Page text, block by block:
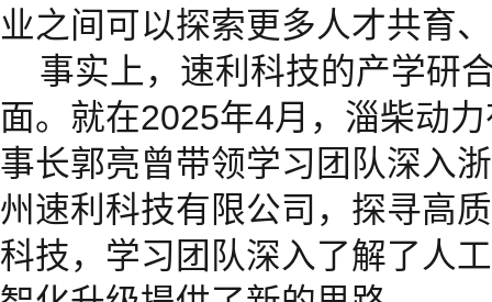
业之间可以探索更多人才共育
事实上，速利科技的产学研
面。就在2025年4月，淄柴动
事长郭亮曾带领学习团队深入
州速利科技有限公司，探寻高
科技，学习团队深入了解了人